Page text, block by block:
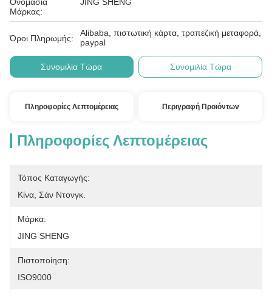
Μάρκας:
Όροι Πληρωμής:
Alibaba, πιστωτική κάρτα, τραπεζική μεταφορά,
paypal
Συνομιλία Τώρα Συνομιλία Τώρα
Πληροφορίες Λεπτομέρειας Περιγραφή Προϊόντων
Πληροφορίες Λεπτομέρειας
Τόπος Καταγωγής:
Κίνα, Σάν Ντονγκ.
Μάρκα:
JING SHENG
Πιστοποίηση:
ISO9000